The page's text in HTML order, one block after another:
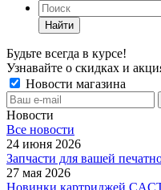
Найти
Будьте всегда в курсе!
Узнавайте о скидках и
Новости магазина
Новости
Все новости
24 июня 2026
Запчасти для вашей
27 мая 2026
Новинки картриджей